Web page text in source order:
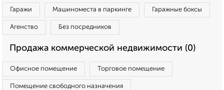
Гаражи Машиноместа в паркинге Гаражные боксы
Агенство Без посредников
Продажа коммерческой недвижимости (0)
Офисное помещение Торговое помещение
Помещение свободного назначения